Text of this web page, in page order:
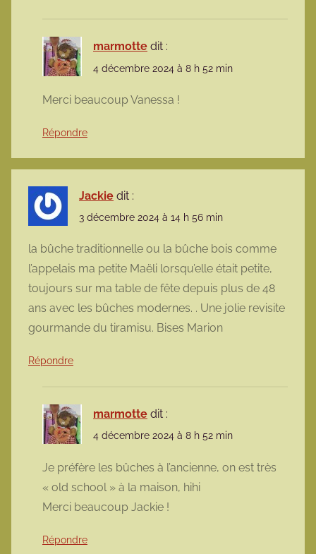
marmotte dit :
4 décembre 2024 à 8 h 52 min
Merci beaucoup Vanessa !
Répondre
Jackie dit :
3 décembre 2024 à 14 h 56 min
la bûche traditionnelle ou la bûche bois comme
l’appelais ma petite Maëli lorsqu’elle était petite,
toujours sur ma table de fête depuis plus de 48
ans avec les bûches modernes. . Une jolie revisite
gourmande du tiramisu. Bises Marion
Répondre
marmotte dit :
4 décembre 2024 à 8 h 52 min
Je préfère les bûches à l’ancienne, on est très
« old school » à la maison, hihi
Merci beaucoup Jackie !
Répondre